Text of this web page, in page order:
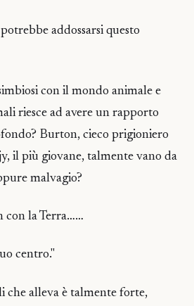
addossarsi questo
con il mondo animale e
riesce ad avere un rapporto
Burton, cieco prigioniero
il più giovane, talmente vano da
malvagio?
con la Terra……
centro."
che alleva è talmente forte,